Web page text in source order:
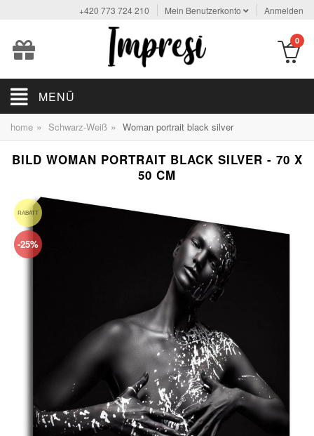
+420 773 724 210 Mein Benutzerkonto Anmelden
0
MENÜ
home » Schwarz-Weiß » Woman portrait black silver
BILD WOMAN PORTRAIT BLACK SILVER - 70 X
50 CM
RABATT
-25%